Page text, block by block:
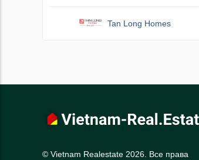
Tan Long Homes
© Vietnam Realestate 2026. Все права